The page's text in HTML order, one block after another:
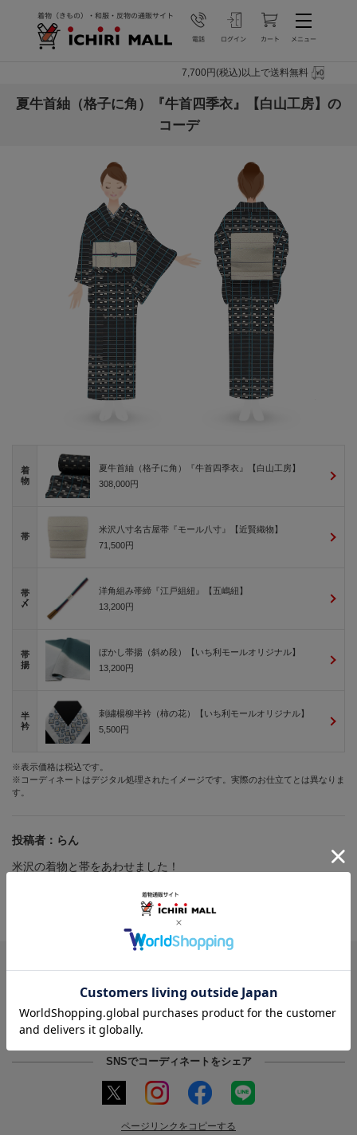
7,700円(税込)以上で送料無料
夏牛首紬（格子に角）『牛首四季衣』【白山工房】の
コーデ
着
物
夏牛首紬（格子に角）『牛首四季衣』【白山工房】
308,000円
帯
米沢八寸名古屋帯『モール八寸』【近賢織物】
71,500円
帯
〆
洋角組み帯締『江戸組紐』【五嶋紐】
13,200円
帯
揚
ぼかし帯揚（斜め段）【いち利モールオリジナル】
13,200円
半
衿
刺繍楊柳半衿（柿の花）【いち利モールオリジナル】
5,500円
※表示価格は税込です。
※コーディネートはデジタル処理されたイメージです。実際のお仕立てとは異なりま
す。
投稿者： らん
米沢の着物と帯をあわせました！
投稿日：
※Chrome、Safariなどのブラウザからご利用ください
SNSでコーディネートをシェア
ページリンクをコピーする